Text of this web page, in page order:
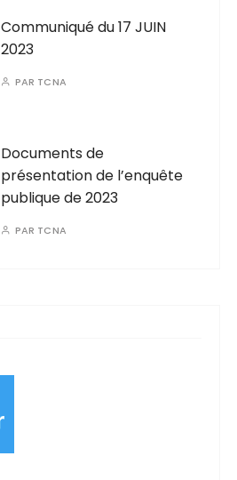
Communiqué du 17 JUIN
2023
PAR TCNA
Documents de
présentation de l’enquête
publique de 2023
PAR TCNA